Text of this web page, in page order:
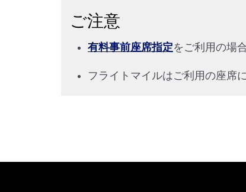
ご注意
有料事前座席指定をご利用の場
フライトマイルはご利用の座席